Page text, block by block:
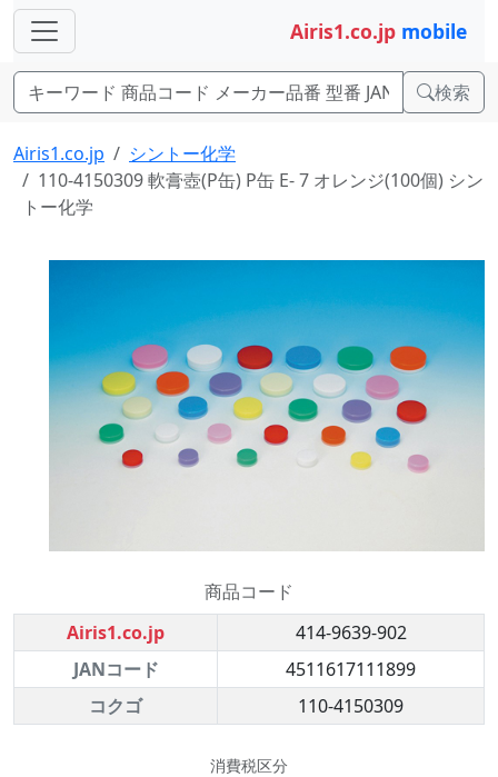
Airis1.co.jp mobile
検索
Airis1.co.jp
シントー化学
110-4150309 軟膏壺(P缶) P缶 E- 7 オレンジ(100個) シン
トー化学
商品コード
Airis1.co.jp
414-9639-902
JANコード
4511617111899
コクゴ
110-4150309
消費税区分